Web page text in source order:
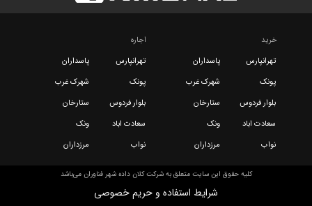
خرید
تهرانپارس
پاسداران
پونک
شهرک غرب
بلوار فردوس
ستارخان
سعادت اباد
ونک
نواب
مرزداران
اجاره
تهرانپارس
پاسداران
پونک
شهرک غرب
بلوار فردوس
ستارخان
سعادت اباد
ونک
نواب
مرزداران
کلیه حقوق این سایت متعلق به شرکت کلان داده شهر فناوران می‌باشد
شرایط استفاده و حریم خصوصی